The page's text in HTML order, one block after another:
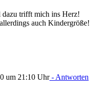
trifft mich ins Herz!
auch Kindergröße!
um 21:10 Uhr- Antworten